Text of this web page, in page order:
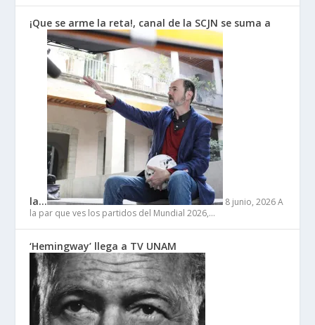
¡Que se arme la reta!, canal de la SCJN se suma a
la… 8 junio, 2026 A
la par que ves los partidos del Mundial 2026,…
‘Hemingway’ llega a TV UNAM